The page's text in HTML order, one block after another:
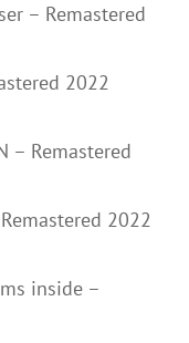
– Remastered
2022
– Remastered
2022
inside –